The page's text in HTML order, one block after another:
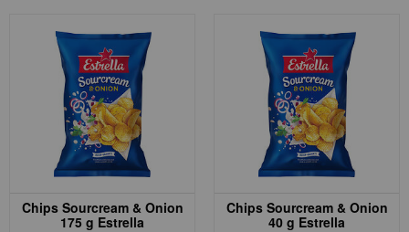
Chips Sourcream & Onion
175 g Estrella
Chips Sourcream & Onion
40 g Estrella